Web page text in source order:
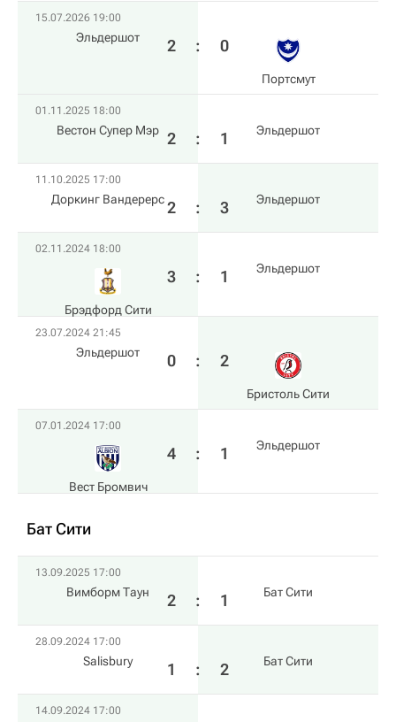
15.07.2026 19:00
Эльдершот 2 : 0
Пoртсмут
01.11.2025 18:00
Вестон Супер Мэр 2 : 1 Эльдершот
11.10.2025 17:00
Доркинг Вандерерс2 : 3 Эльдершот
02.11.2024 18:00
Брэдфорд Сити
3 : 1 Эльдершот
23.07.2024 21:45
Эльдершот 0 : 2
Бристоль Сити
07.01.2024 17:00
Вест Бромвич
4 : 1 Эльдершот
Бат Сити
13.09.2025 17:00
Вимборм Таун 2 : 1 Бат Сити
28.09.2024 17:00
Salisbury 1 : 2 Бат Сити
14.09.2024 17:00